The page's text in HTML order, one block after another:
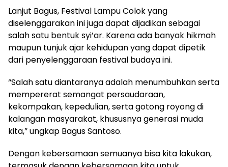
Lanjut Bagus, Festival Lampu Colok yang
diselenggarakan ini juga dapat dijadikan sebagai
salah satu bentuk syi’ar. Karena ada banyak hikmah
maupun tunjuk ajar kehidupan yang dapat dipetik
dari penyelenggaraan festival budaya ini.
“Salah satu diantaranya adalah menumbuhkan serta
mempererat semangat persaudaraan,
kekompakan, kepedulian, serta gotong royong di
kalangan masyarakat, khususnya generasi muda
kita,” ungkap Bagus Santoso.
Dengan kebersamaan semuanya bisa kita lakukan,